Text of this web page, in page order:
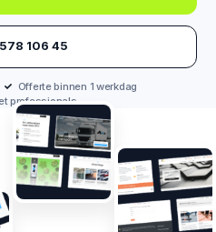
106 45‬
Offerte binnen 1 werkdag
professionals